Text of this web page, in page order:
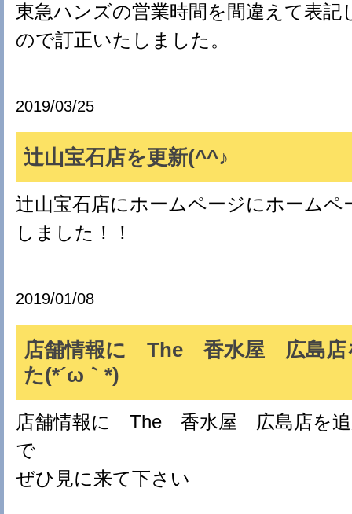
東急ハンズの営業時間を間違えて表記
ので訂正いたしました。
2019/03/25
辻山宝石店を更新(^^♪
辻山宝石店にホームページにホームペ
しました！！
2019/01/08
店舗情報に The 香水屋 広島店
た(*´ω｀*)
店舗情報に The 香水屋 広島店を追
で
ぜひ見に来て下さい